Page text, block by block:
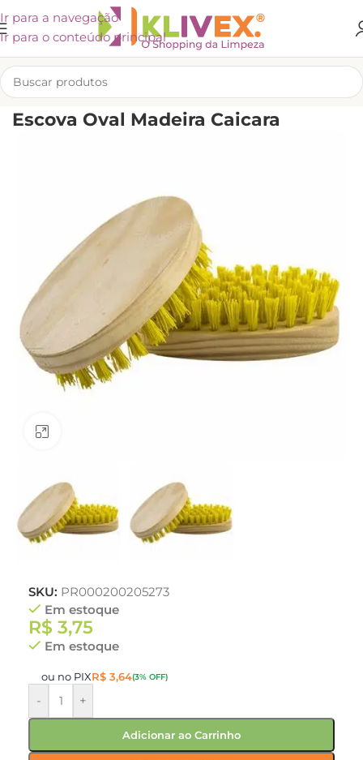
Ir para a navegação
Ir para o conteúdo principal
INÍCIO/UTENSÍLIOS E ACESSÓRIOS/ESCOVAS
Escova Oval Madeira Caicara
SKU: PR000200205273
Em estoque
R$ 3,75
Em estoque
ou no PIXR$ 3,64(3% OFF)
- +
Adicionar ao Carrinho